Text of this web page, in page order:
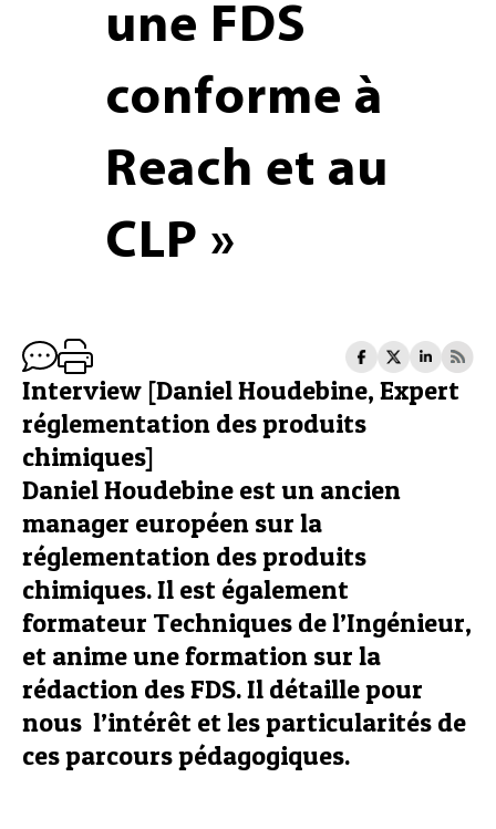
une FDS
conforme à
Reach et au
CLP »
Interview [Daniel Houdebine, Expert
réglementation des produits
chimiques]
Daniel Houdebine est un ancien
manager européen sur la
réglementation des produits
chimiques. Il est également
formateur Techniques de l’Ingénieur,
et anime une formation sur la
rédaction des FDS. Il détaille pour
nous l’intérêt et les particularités de
ces parcours pédagogiques.